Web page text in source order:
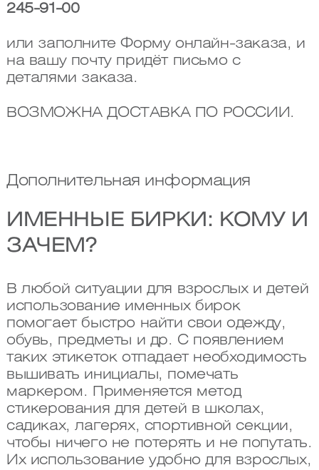
245-91-00
или заполните Форму онлайн-заказа, и
на вашу почту придёт письмо с
деталями заказа.
ВОЗМОЖНА ДОСТАВКА ПО РОССИИ.
Дополнительная информация
ИМЕННЫЕ БИРКИ: КОМУ И
ЗАЧЕМ?
В любой ситуации для взрослых и детей
использование именных бирок
помогает быстро найти свои одежду,
обувь, предметы и др. С появлением
таких этикеток отпадает необходимость
вышивать инициалы, помечать
маркером. Применяется метод
стикерования для детей в школах,
садиках, лагерях, спортивной секции,
чтобы ничего не потерять и не попутать.
Их использование удобно для взрослых,